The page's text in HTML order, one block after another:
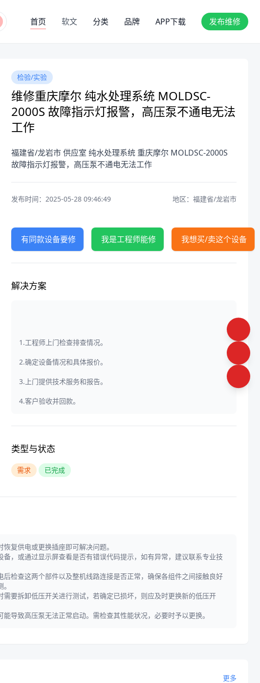
首页 软文 分类 品牌 APP下载 发布维修
检验/实验
维修重庆摩尔 纯水处理系统 MOLDSC-
2000S 故障指示灯报警，高压泵不通电无法
工作
福建省/龙岩市 供应室 纯水处理系统 重庆摩尔 MOLDSC-2000S
故障指示灯报警，高压泵不通电无法工作
发布时间：2025-05-28 09:46:49 地区：福建省/龙岩市
有同款设备要修 我是工程师能修 我想买/卖这个设备
解决方案
1.工程师上门检查排查情况。
2.确定设备情况和具体报价。
3.上门提供技术服务和报告。
4.客户验收并回款。
类型与状态
需求 已完成
复供电或更换插座即可解决问题。
，或通过显示屏查看是否有错误代码提示，如有异常，建议联系专业技
检查这两个部件以及整机线路连接是否正常，确保各组件之间接触良好
要拆卸低压开关进行测试，若确定已损坏，则应及时更换新的低压开
导致高压泵无法正常启动。需检查其性能状况，必要时予以更换。
更多